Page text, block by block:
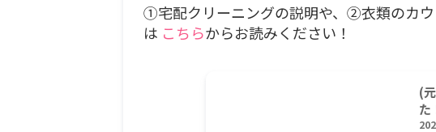
①宅配クリーニングの説明や、②衣類のカ
は こちらからお読みください！
(
た